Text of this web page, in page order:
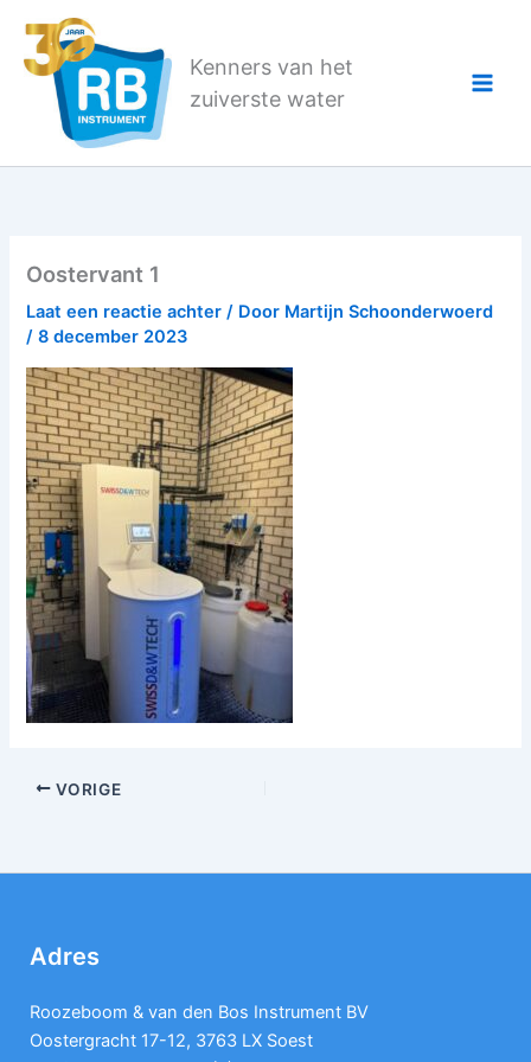
naar
Kenners van het
zuiverste water
Oostervant 1
Laat een reactie achter / Door Martijn Schoonderwoerd
/8 december 2023
VORIGE
Adres
Roozeboom & van den Bos Instrument BV
Oostergracht 17-12, 3763 LX Soest